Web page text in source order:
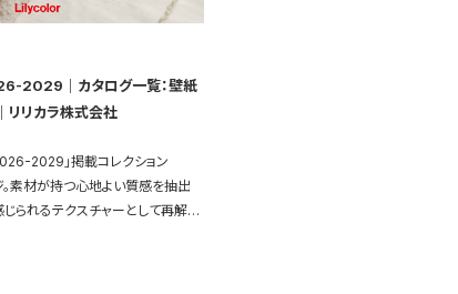
2029｜カタログ一覧：壁紙
リリカラ株式会社
2029」掲載コレクション
素材が持つ心地よい質感を抽出
られるテクスチャーとして再解釈